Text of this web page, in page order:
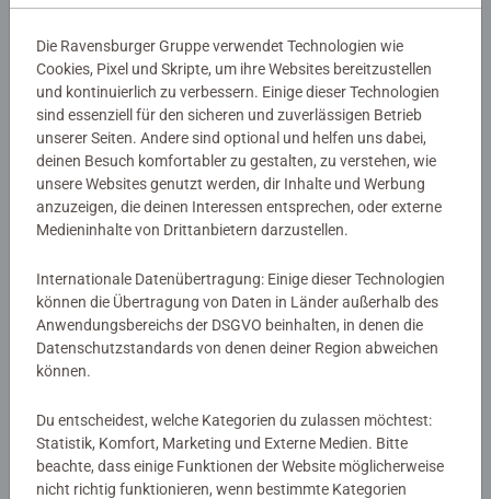
Verschenke ein Lächeln, einen besonderen Augenblick
oder den lustigen Schnappschuss vom letzten geselligen
Geschenk ist damit schnell kreativ gestaltet: Nutze unser
kleines Fotopuzzle, um dein individuelles Gutscheinmotiv
auf 49 Teile zu drucken.
Die Ravensburger Gruppe verwendet Technologien wie
Cookies, Pixel und Skripte, um ihre Websites bereitzustellen
und kontinuierlich zu verbessern. Einige dieser Technologien
sind essenziell für den sicheren und zuverlässigen Betrieb
unserer Seiten. Andere sind optional und helfen uns dabei,
deinen Besuch komfortabler zu gestalten, zu verstehen, wie
unsere Websites genutzt werden, dir Inhalte und Werbung
anzuzeigen, die deinen Interessen entsprechen, oder externe
Medieninhalte von Drittanbietern darzustellen.
Internationale Datenübertragung: Einige dieser Technologien
können die Übertragung von Daten in Länder außerhalb des
Anwendungsbereichs der DSGVO beinhalten, in denen die
Datenschutzstandards von denen deiner Region abweichen
können.
Du entscheidest, welche Kategorien du zulassen möchtest:
Statistik, Komfort, Marketing und Externe Medien. Bitte
beachte, dass einige Funktionen der Website möglicherweise
nicht richtig funktionieren, wenn bestimmte Kategorien